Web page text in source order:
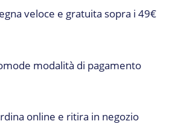
veloce e gratuita sopra i 49€
modalità di pagamento
online e ritira in negozio